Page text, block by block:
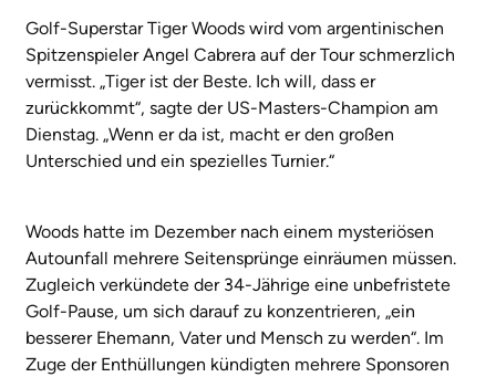
Golf-Superstar Tiger Woods wird vom argentinischen
Spitzenspieler Angel Cabrera auf der Tour schmerzlich
vermisst. „Tiger ist der Beste. Ich will, dass er
zurückkommt“, sagte der US-Masters-Champion am
Dienstag. „Wenn er da ist, macht er den großen
Unterschied und ein spezielles Turnier.“
Woods hatte im Dezember nach einem mysteriösen
Autounfall mehrere Seitensprünge einräumen müssen.
Zugleich verkündete der 34-Jährige eine unbefristete
Golf-Pause, um sich darauf zu konzentrieren, „ein
besserer Ehemann, Vater und Mensch zu werden“. Im
Zuge der Enthüllungen kündigten mehrere Sponsoren